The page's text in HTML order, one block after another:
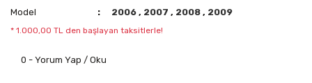
Model
2006, 2007, 2008, 2009
* 1.000,00 TL den başlayan taksitlerle!
0 - Yorum Yap / Oku